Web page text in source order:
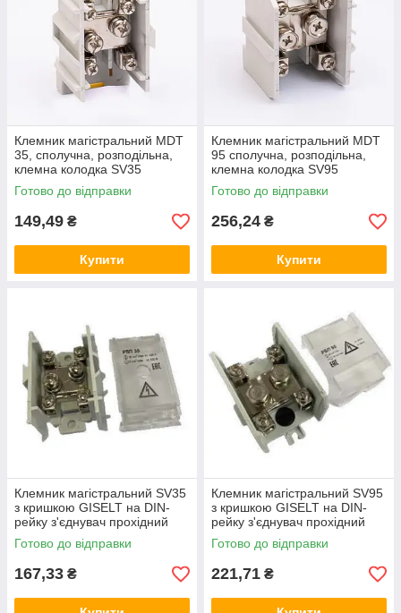
Клемник магістральний MDT
35, сполучна, розподільна,
клемна колодка SV35
Готово до відправки
149,49 ₴
Купити
Клемник магістральний MDT
95 сполучна, розподільна,
клемна колодка SV95
Готово до відправки
256,24 ₴
Купити
Клемник магістральний SV35
з кришкою GISELT на DIN-
рейку з'єднувач прохідний
клемна колодка MDT 35
Готово до відправки
167,33 ₴
Клемник магістральний SV95
з кришкою GISELT на DIN-
рейку з'єднувач прохідний
клемна колодка MDT 35
Готово до відправки
221,71 ₴